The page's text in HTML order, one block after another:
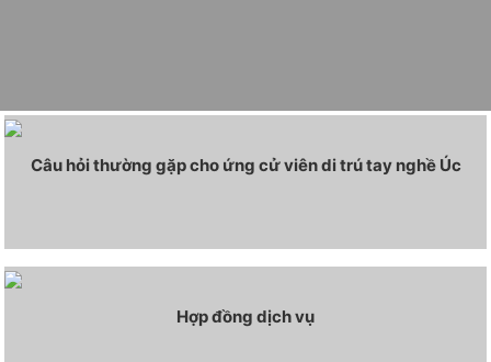
Câu hỏi thường gặp cho ứng cử viên di trú tay nghề Úc
Hợp đồng dịch vụ